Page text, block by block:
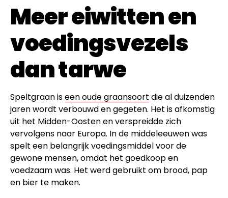
Meer eiwitten en
voedingsvezels
dan tarwe
Speltgraan iseen oude graansoort die al duizenden
jaren wordt verbouwd en gegeten. Het is afkomstig
uit het Midden-Oosten en verspreidde zich
vervolgens naar Europa. In de middeleeuwen was
spelt een belangrijk voedingsmiddel voor de
gewone mensen, omdat het goedkoop en
voedzaam was. Het werd gebruikt om brood, pap
en bier te maken.